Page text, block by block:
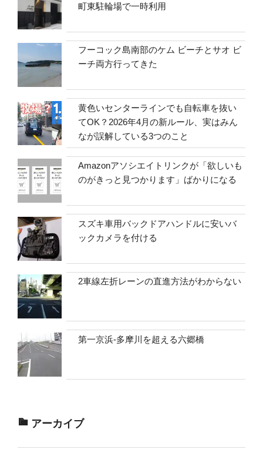
町東駐輪場で一時利用
フーコック島南部のケム ビーチとサオ ビ
ーチ両方行ってきた
黄色いセンターラインでも自転車を抜い
てOK？2026年4月の新ルール、実はみん
なが誤解している3つのこと
Amazonアソシエイトリンクが「欲しいも
のがきっと見つかります」ばかりになる
スズキ車用バックドアハンドルに安いバ
ックカメラを付ける
2車線左折レーンの直進方法がわからない
第一京浜-多摩川を超える六郷橋
アーカイブ